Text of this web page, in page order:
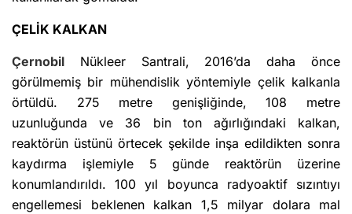
ÇELİK KALKAN
Çernobil Nükleer Santrali, 2016’da daha önce
görülmemiş bir mühendislik yöntemiyle çelik kalkanla
örtüldü. 275 metre genişliğinde, 108 metre
uzunluğunda ve 36 bin ton ağırlığındaki kalkan,
reaktörün üstünü örtecek şekilde inşa edildikten sonra
kaydırma işlemiyle 5 günde reaktörün üzerine
konumlandırıldı. 100 yıl boyunca radyoaktif sızıntıyı
engellemesi beklenen kalkan 1,5 milyar dolara mal